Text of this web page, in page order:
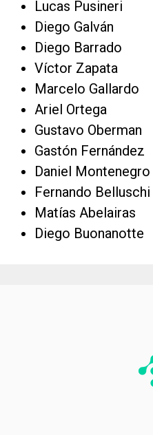
Lucas Pusineri
Diego Galván
Diego Barrado
Víctor Zapata
Marcelo Gallardo
Ariel Ortega
Gustavo Oberman
Gastón Fernández
Daniel Montenegro
Fernando Belluschi
Matías Abelairas
Diego Buonanotte